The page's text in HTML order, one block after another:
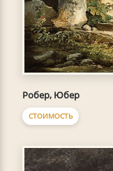
Робер, Юбер
СТОИМОСТЬ